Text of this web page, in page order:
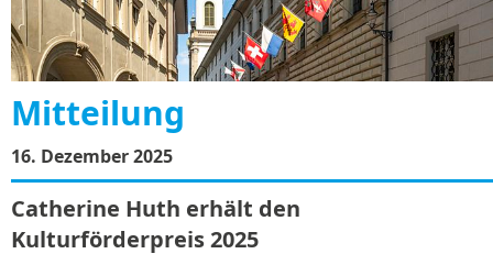
Mitteilung
16. Dezember 2025
Catherine Huth erhält den
Kulturförderpreis 2025